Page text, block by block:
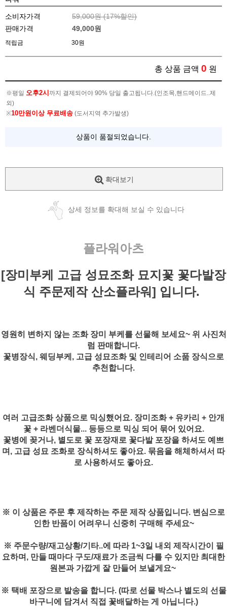
소비자가격 59,000원 (17%할인)
판매가격
49,000원
적립금 30원
총 상품 금액 0 원
※평일 오후2시 까지 결제되어야 90% 당일 출고됩니다.(인조목,핸드메이드..제
외)
※10만원이상 무료배송 (도서지역 추가발생)
상품이 품절되었습니다.
확대보기
상세 정보를 확대해 보실 수 있습니다
플라워아츠
[장미부케 고급 성묘조화 묘지꽃 꽃다발장
식 주문제작 산소플라워] 입니다.
영원히 변하지 않는 조화 장미 부케를 선물해 보세요~ 위 사진처
럼 판매합니다.
꽃병장식, 웨딩부케, 고급 성묘조화 및 인테리어 소품 장식으로
추천합니다.
여러 고급조화 상품으로 믹싱했어요. 장미조화 + 유카리 + 안개
꽃 + 라벤더식물... 등등으로 믹싱 되어 묶어 있어요.
꽃병에 꽂거나, 별도로 꽃 포장재로 꽃다발 포장을 하셔도 예쁘
며, 고급 성묘 조화로 장식하셔도 좋아요. 묶음을 해체하셔서 따
로 사용하셔도 좋아요.
※ 이 상품은 주문 후 제작하는 주문 제작 상품입니다. 변심으로
인한 반품이 어려우니 신중히 구매해 주세요~
※ 주문수량/재고상황/기타..에 따라 1~3일 내외 제작시간이 필
요하며, 만들 때마다 구도/재료가 조금씩 다를 수 있지만 최대한
원본과 가깝게 잘 만들어 보낼게요~
※ 택배 포장으로 발송을 합니다. (따로 선물 박스나 별도의 선물
바구니에 담겨서 직접 꽃배달하는 게 아닙니다.)